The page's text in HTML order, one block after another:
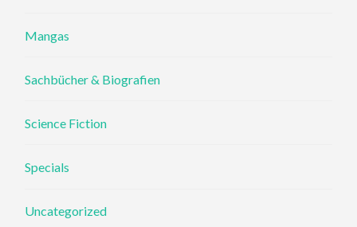
Mangas
Sachbücher & Biografien
Science Fiction
Specials
Uncategorized